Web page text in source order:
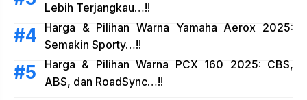
Lebih Terjangkau…!!
Harga & Pilihan Warna Yamaha Aerox 2025:
Semakin Sporty…!!
Harga & Pilihan Warna PCX 160 2025: CBS,
ABS, dan RoadSync…!!